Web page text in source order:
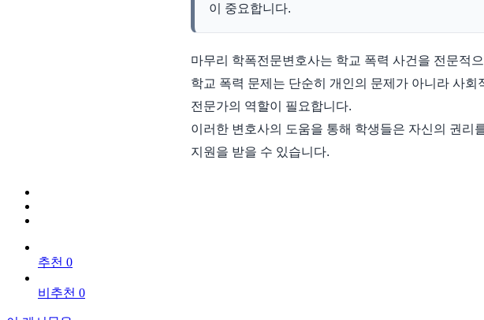
이 중요합니다.
마무리 학폭전문변호사는 학교 폭력 사건을 전문적
학교 폭력 문제는 단순히 개인의 문제가 아니라 사
전문가의 역할이 필요합니다.
이러한 변호사의 도움을 통해 학생들은 자신의 권리
지원을 받을 수 있습니다.
추천 0
비추천 0